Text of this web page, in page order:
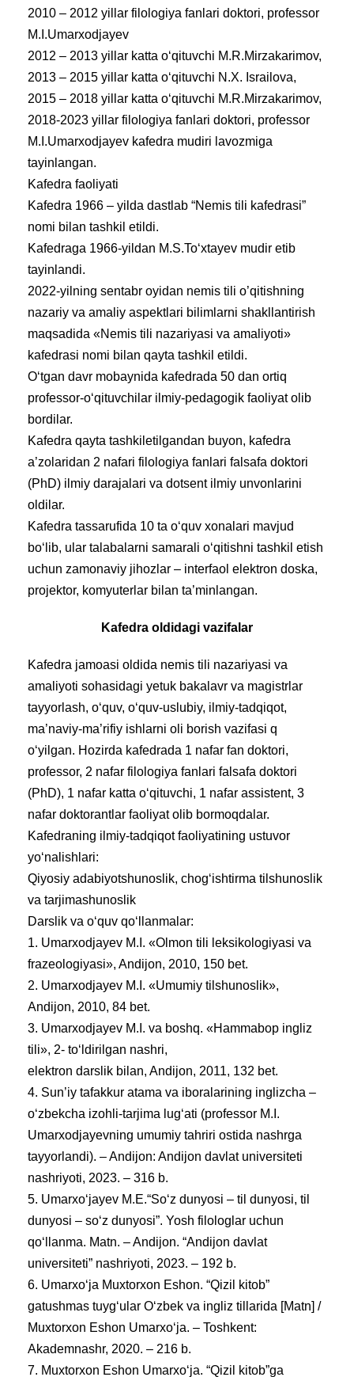
2010 – 2012 yillar filologiya fanlari doktori, professor
M.I.Umarxodjayev
2012 – 2013 yillar katta o‘qituvchi M.R.Mirzakarimov,
2013 – 2015 yillar katta o‘qituvchi N.X. Israilova,
2015 – 2018 yillar katta o‘qituvchi M.R.Mirzakarimov,
2018-2023 yillar filologiya fanlari doktori, professor
M.I.Umarxodjayev kafedra mudiri lavozmiga
tayinlangan.
Kafedra faoliyati
Kafedra 1966 – yilda dastlab “Nemis tili kafedrasi”
nomi bilan tashkil etildi.
Kafedraga 1966-yildan M.S.To‘xtayev mudir etib
tayinlandi.
2022-yilning sentabr oyidan nemis tili o’qitishning
nazariy va amaliy aspektlari bilimlarni shakllantirish
maqsadida «Nemis tili nazariyasi va amaliyoti»
kafedrasi nomi bilan qayta tashkil etildi.
O‘tgan davr mobaynida kafedrada 50 dan ortiq
professor-o‘qituvchilar ilmiy-pedagogik faoliyat olib
bordilar.
Kafedra qayta tashkiletilgandan buyon, kafedra
a’zolaridan 2 nafari filologiya fanlari falsafa doktori
(PhD) ilmiy darajalari va dotsent ilmiy unvonlarini
oldilar.
Kafedra tassarufida 10 ta o‘quv xonalari mavjud
bo‘lib, ular talabalarni samarali o‘qitishni tashkil etish
uchun zamonaviy jihozlar – interfaol elektron doska,
projektor, komyuterlar bilan ta’minlangan.
Kafedra oldidagi vazifalar
Kafedra jamoasi oldida nemis tili nazariyasi va
amaliyoti sohasidagi yetuk bakalavr va magistrlar
tayyorlash, o‘quv, o‘quv-uslubiy, ilmiy-tadqiqot,
ma’naviy-ma’rifiy ishlarni oli borish vazifasi q
o‘yilgan. Hozirda kafedrada 1 nafar fan doktori,
professor, 2 nafar filologiya fanlari falsafa doktori
(PhD), 1 nafar katta o‘qituvchi, 1 nafar assistent, 3
nafar doktorantlar faoliyat olib bormoqdalar.
Kafedraning ilmiy-tadqiqot faoliyatining ustuvor
yo‘nalishlari:
Qiyosiy adabiyotshunoslik, chog‘ishtirma tilshunoslik
va tarjimashunoslik
Darslik va o‘quv qo‘llanmalar:
1. Umarxodjayev M.I. «Olmon tili leksikologiyasi va
frazeologiyasi», Andijon, 2010, 150 bet.
2. Umarxodjayev M.I. «Umumiy tilshunoslik»,
Andijon, 2010, 84 bet.
3. Umarxodjayev M.I. va boshq. «Hammabop ingliz
tili», 2- to‘ldirilgan nashri,
elektron darslik bilan, Andijon, 2011, 132 bet.
4. Sun’iy tafakkur atama va iboralarining inglizcha –
oʻzbekcha izohli-tarjima lugʻati (professor M.I.
Umarxodjayevning umumiy tahriri ostida nashrga
tayyorlandi). – Andijon: Andijon davlat universiteti
nashriyoti, 2023. – 316 b.
5. Umarxo‘jayev M.E.“So‘z dunyosi – til dunyosi, til
dunyosi – so‘z dunyosi”. Yosh filologlar uchun
qo‘llanma. Matn. – Andijon. “Andijon davlat
universiteti” nashriyoti, 2023. – 192 b.
6. Umarxo‘ja Muxtorxon Eshon. “Qizil kitob”
gatushmas tuyg‘ular O‘zbek va ingliz tillarida [Matn] /
Muxtorxon Eshon Umarxo‘ja. – Toshkent:
Akademnashr, 2020. – 216 b.
7. Muxtorxon Eshon Umarxo‘ja. “Qizil kitob”ga